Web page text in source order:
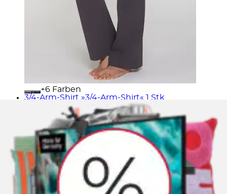
+
Farben
3/4-Arm-Shirt »3/4-Arm-Shirt« 1 Stk.
Classic Basics
Aktueller Preis25,00 €